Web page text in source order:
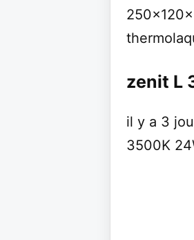
zenit L
il y a 3
3500K